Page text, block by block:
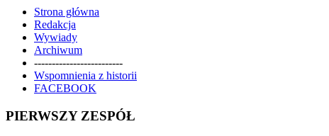
Strona główna
Redakcja
Wywiady
Archiwum
-------------------------
Wspomnienia z historii
FACEBOOK
PIERWSZY ZESPÓŁ